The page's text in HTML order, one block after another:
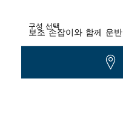
구성 선택